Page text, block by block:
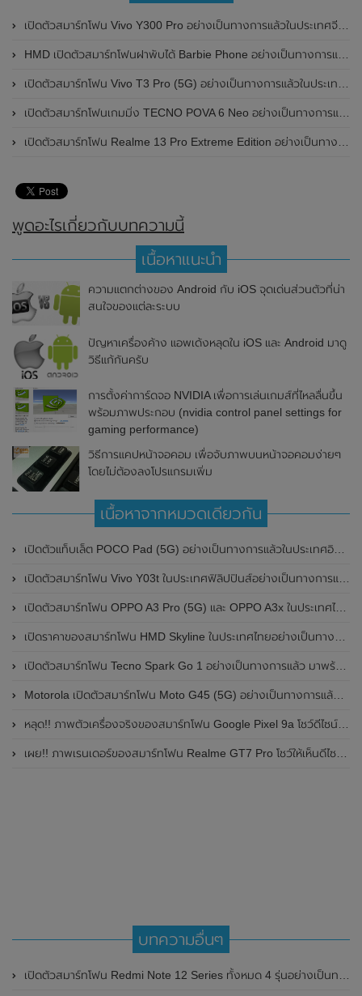
เปิดตัวสมาร์ทโฟน Vivo Y300 Pro อย่างเป็นทางการแล้วในประเทศจีน มาพร้อมดีไซน์พรีเมี่ยม ทนทาน และแบตเตอรี่สุดอึดขนาดใหญ่ 6,500mAh พร้อมรองรับการชาร์จไว 80W
HMD เปิดตัวสมาร์ทโฟนฝาพับได้ Barbie Phone อย่างเป็นทางการแล้ว มาพร้อมธีมสีชมพูสดใส
เปิดตัวสมาร์ทโฟน Vivo T3 Pro (5G) อย่างเป็นทางการแล้วในประเทศอินเดีย
เปิดตัวสมาร์ทโฟนเกมมิ่ง TECNO POVA 6 Neo อย่างเป็นทางการแล้วในประเทศไทย ในราคา 8,499 บาท
เปิดตัวสมาร์ทโฟน Realme 13 Pro Extreme Edition อย่างเป็นทางการแล้วในประเทศจีน
พูดอะไรเกี่ยวกับบทความนี้
เนื้อหาแนะนำ
ความแตกต่างของ Android กับ iOS จุดเด่นส่วนตัวที่น่า
สนใจของแต่ละระบบ
ปัญหาเครื่องค้าง แอพเด้งหลุดใน iOS และ Android มาดู
วิธีแก้กันครับ
การตั้งค่าการ์ดจอ NVIDIA เพื่อการเล่นเกมส์ที่ไหลลื่นขึ้น
พร้อมภาพประกอบ (nvidia control panel settings for
gaming performance)
วิธีการแคปหน้าจอคอม เพื่อจับภาพบนหน้าจอคอมง่ายๆ
โดยไม่ต้องลงโปรแกรมเพิ่ม
เนื้อหาจากหมวดเดียวกัน
เปิดตัวแท็บเล็ต POCO Pad (5G) อย่างเป็นทางการแล้วในประเทศอินเดีย มาพร้อมชิปเซ็ต Snapdragon 7s Gen 2 ของ Qualcomm และรองรับเครือข่าย 5G
เปิดตัวสมาร์ทโฟน Vivo Y03t ในประเทศฟิลิปปินส์อย่างเป็นทางการแล้ว มาพร้อมชิปเซ็ต Unisoc T612 , กล้องหลัง ความละเอียด 13MP , แบตเตอรี่ 5,000mAh และหน้าจอแสดงผล LCD / 90Hz
เปิดตัวสมาร์ทโฟน OPPO A3 Pro (5G) และ OPPO A3x ในประเทศไทยอย่างเป็นทางการแล้ว ในราคาเริ่มต้นเพียง 3,999 บาท
เปิดราคาของสมาร์ทโฟน HMD Skyline ในประเทศไทยอย่างเป็นทางการแล้ว ราคา 14,990 บาท
เปิดตัวสมาร์ทโฟน Tecno Spark Go 1 อย่างเป็นทางการแล้ว มาพร้อมหน้าจอแสดงผล LCD / 120Hz , แบตเตอรี่ 5,000mAh และใช้ชิปเซ็ต Unisoc
Motorola เปิดตัวสมาร์ทโฟน Moto G45 (5G) อย่างเป็นทางการแล้วในอินเดีย
หลุด!! ภาพตัวเครื่องจริงของสมาร์ทโฟน Google Pixel 9a โชว์ดีไซน์ใหม่ กล้องหลังแบนราบ ไม่มีกรอบของกล้องแล้ว
เผย!! ภาพเรนเดอร์ของสมาร์ทโฟน Realme GT7 Pro โชว์ให้เห็นดีไซน์ใหม่ พร้อมเผยรายละเอียดสเปกที่สำคัญบางส่วน
บทความอื่นๆ
เปิดตัวสมาร์ทโฟน Redmi Note 12 Series ทั้งหมด 4 รุ่นอย่างเป็นทางการแล้ว